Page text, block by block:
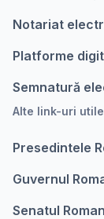
Notariat
Platforme
Semnatură
Alte link-uri utile
Presedintele
Guvernul
Senatul